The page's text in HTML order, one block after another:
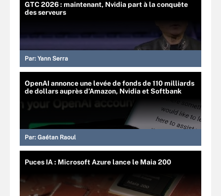
GTC 2026 : maintenant, Nvidia part à la conquête
des serveurs
Par: Yann Serra
OpenAI annonce une levée de fonds de 110 milliards
de dollars auprès d’Amazon, Nvidia et Softbank
Par: Gaétan Raoul
Puces IA : Microsoft Azure lance le Maia 200